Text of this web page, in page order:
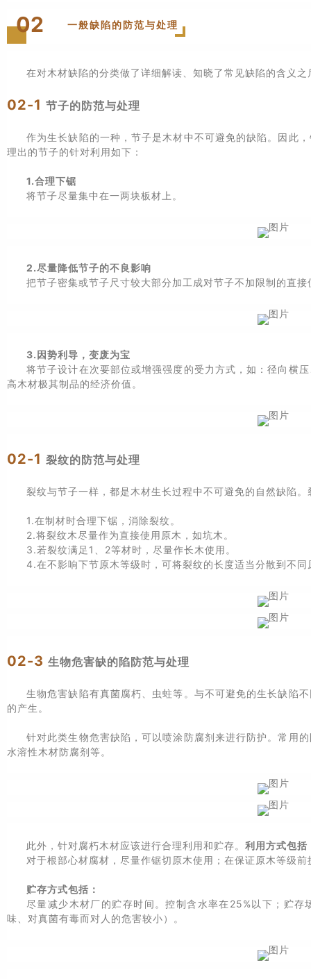
02 一般缺陷的防范与处理
在对木材缺陷的分类做了详细解读、知晓了常见缺陷的含义
02-1 节子的防范与处理
作为生长缺陷的一种，节子是木材中不可避免的缺陷。因此
理出的节子的针对利用如下：
1.合理下锯
将节子尽量集中在一两块板材上。
2.尽量降低节子的不良影响
把节子密集或节子尺寸较大部分加工成对节子不加限制的直
3.因势利导，变废为宝
将节子设计在次要部位或增强强度的受力方式，如：径向横
高木材极其制品的经济价值。
02-1 裂纹的防范与处理
裂纹与节子一样，都是木材生长过程中不可避免的自然缺陷
1.在制材时合理下锯，消除裂纹。
2.将裂纹木尽量作为直接使用原木，如坑木。
3.若裂纹满足1、2等材时，尽量作长木使用。
4.在不影响下节原木等级时，可将裂纹的长度适当分散到不同
02-3 生物危害缺的陷防范与处理
生物危害缺陷有真菌腐朽、虫蛀等。与不可避免的生长缺陷
的产生。
针对此类生物危害缺陷，可以喷涂防腐剂来进行防护。常用
水溶性木材防腐剂等。
此外，针对腐朽木材应该进行合理利用和贮存。 利用方式包括
对于根部心材腐材，尽量作锯切原木使用；在保证原木等级
贮存方式包括：
尽量减少木材厂的贮存时间。控制含水率在25%以下；贮
味、对真菌有毒而对人的危害较小）。